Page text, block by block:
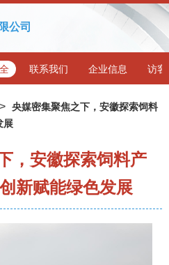
公司
联系我们 企业信息 访客
> 央媒密集聚焦之下，安徽探索饲料
展
，安徽探索饲料产
新赋能绿色发展